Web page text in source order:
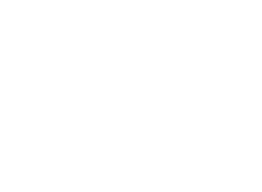
Esau een kundig jager,
uit trok. Jakob
Isaak had een
graag wildbraad; maar